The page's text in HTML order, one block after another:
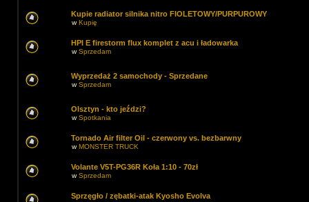
Kupie radiator silnika nitro FIOLETOWY/PURPUROWY
wKupię
HPI E firestorm flux komplet z acu i ładowarka
wSprzedam
Wyprzedaż 2 samochody - Sprzedane
wSprzedam
Olsztyn - kto jeździ?
wSpotkania
Tornado Air filter Oil - czerwony vs. bezbarwny
wMONSTER TRUCK
Volante V5T-PG36R Koła 1:10 - 70zł
wSprzedam
Sprzęgło / zębatki-atak Kyosho Evolva